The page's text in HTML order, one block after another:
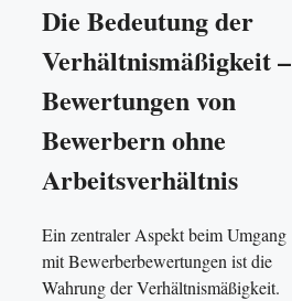
Die Bedeutung der
Verhältnismäßigkeit –
Bewertungen von
Bewerbern ohne
Arbeitsverhältnis
Ein zentraler Aspekt beim Umgang
mit Bewerberbewertungen ist die
Wahrung der Verhältnismäßigkeit.